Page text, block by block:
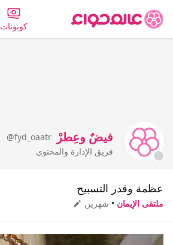
كوبونات
فيضٌ وعِطرْ
@fyd_oaatr
فريق الإدارة والمحتوى
عظمة وقدر التسبيح
ملتقى الإيمان • شهرين